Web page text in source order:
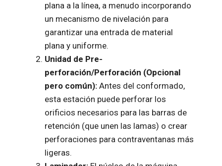
plana a la línea, a menudo incorporando
un mecanismo de nivelación para
garantizar una entrada de material
plana y uniforme.
Unidad de Pre-
perforación/Perforación (Opcional
pero común): Antes del conformado,
esta estación puede perforar los
orificios necesarios para las barras de
retención (que unen las lamas) o crear
perforaciones para contraventanas más
ligeras.